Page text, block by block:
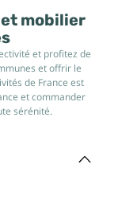
mobilier
et profitez de
et offrir le
de France est
et commander
sérénité.